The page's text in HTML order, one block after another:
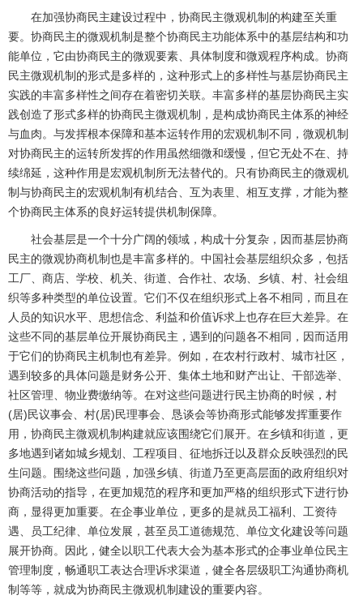
在加强协商民主建设过程中，协商民主微观机制的构建至关重
要。协商民主的微观机制是整个协商民主功能体系中的基层结构和功
能单位，它由协商民主的微观要素、具体制度和微观程序构成。协商
民主微观机制的形式是多样的，这种形式上的多样性与基层协商民主
实践的丰富多样性之间存在着密切关联。丰富多样的基层协商民主实
践创造了形式多样的协商民主微观机制，是构成协商民主体系的神经
与血肉。与发挥根本保障和基本运转作用的宏观机制不同，微观机制
对协商民主的运转所发挥的作用虽然细微和缓慢，但它无处不在、持
续绵延，这种作用是宏观机制所无法替代的。只有协商民主的微观机
制与协商民主的宏观机制有机结合、互为表里、相互支撑，才能为整
个协商民主体系的良好运转提供机制保障。
社会基层是一个十分广阔的领域，构成十分复杂，因而基层协商
民主的微观协商机制也是丰富多样的。中国社会基层组织众多，包括
工厂、商店、学校、机关、街道、合作社、农场、乡镇、村、社会组
织等多种类型的单位设置。它们不仅在组织形式上各不相同，而且在
人员的知识水平、思想信念、利益和价值诉求上也存在巨大差异。在
这些不同的基层单位开展协商民主，遇到的问题各不相同，因而适用
于它们的协商民主机制也有差异。例如，在农村行政村、城市社区，
遇到较多的具体问题是财务公开、集体土地和财产出让、干部选举、
社区管理、物业费缴纳等。在对这些问题进行民主协商的时候，村
(居)民议事会、村(居)民理事会、恳谈会等协商形式能够发挥重要作
用，协商民主微观机制构建就应该围绕它们展开。在乡镇和街道，更
多地遇到诸如城乡规划、工程项目、征地拆迁以及群众反映强烈的民
生问题。围绕这些问题，加强乡镇、街道乃至更高层面的政府组织对
协商活动的指导，在更加规范的程序和更加严格的组织形式下进行协
商，显得更加重要。在企事业单位，更多的是就员工福利、工资待
遇、员工纪律、单位发展，甚至员工道德规范、单位文化建设等问题
展开协商。因此，健全以职工代表大会为基本形式的企事业单位民主
管理制度，畅通职工表达合理诉求渠道，健全各层级职工沟通协商机
制等等，就成为协商民主微观机制建设的重要内容。